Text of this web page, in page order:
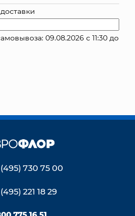
09.08.2026 с 11:30 до
730 75 00
221 18 29